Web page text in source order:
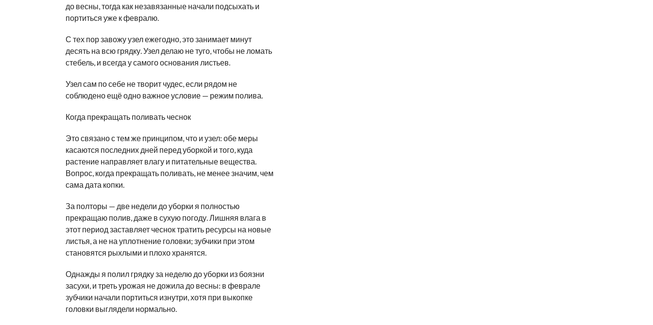
до весны, тогда как незавязанные начали подсыхать и
портиться уже к февралю.
С тех пор завожу узел ежегодно, это занимает минут
десять на всю грядку. Узел делаю не туго, чтобы не ломать
стебель, и всегда у самого основания листьев.
Узел сам по себе не творит чудес, если рядом не
соблюдено ещё одно важное условие — режим полива.
Когда прекращать поливать чеснок
Это связано с тем же принципом, что и узел: обе меры
касаются последних дней перед уборкой и того, куда
растение направляет влагу и питательные вещества.
Вопрос, когда прекращать поливать, не менее значим, чем
сама дата копки.
За полторы — две недели до уборки я полностью
прекращаю полив, даже в сухую погоду. Лишняя влага в
этот период заставляет чеснок тратить ресурсы на новые
листья, а не на уплотнение головки; зубчики при этом
становятся рыхлыми и плохо хранятся.
Однажды я полил грядку за неделю до уборки из боязни
засухи, и треть урожая не дожила до весны: в феврале
зубчики начали портиться изнутри, хотя при выкопке
головки выглядели нормально.